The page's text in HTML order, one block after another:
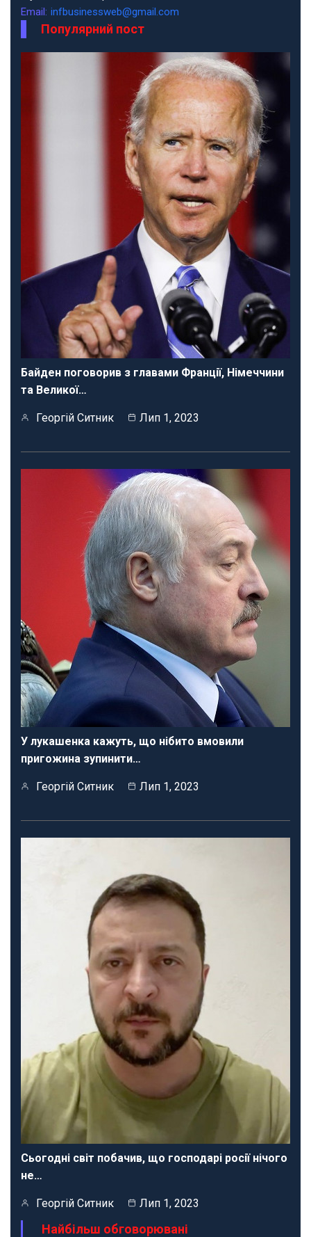
Email: infbusinessweb@gmail.com
Популярний пост
Байден поговорив з главами Франції, Німеччини
та Великої…
Георгій Ситник Лип 1, 2023
У лукашенка кажуть, що нібито вмовили
пригожина зупинити…
Георгій Ситник Лип 1, 2023
Сьогодні світ побачив, що господарі росії нічого
не…
Георгій Ситник Лип 1, 2023
Найбільш обговорювані